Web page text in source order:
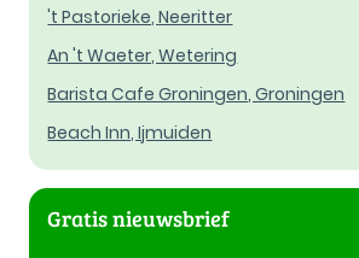
't Pastorieke, Neeritter
An 't Waeter, Wetering
Barista Cafe Groningen, Groningen
Beach Inn, Ijmuiden
Gratis nieuwsbrief